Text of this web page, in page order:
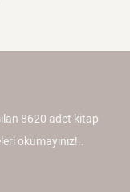
8620 adet kitap
okumayınız!..